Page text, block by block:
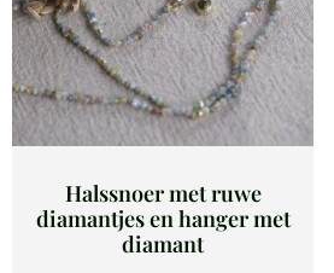
Halssnoer met ruwe
diamantjes en hanger met
diamant